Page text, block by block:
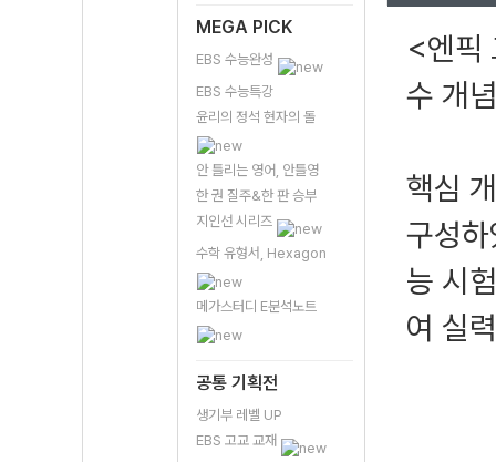
MEGA PICK
EBS 수능완성
EBS 수능특강
윤리의 정석 현자의 돌
안 틀리는 영어, 안틀영
한 권 질주&한 판 승부
지인선 시리즈
수학 유형서, Hexagon
메가스터디 E분석노트
공통 기획전
생기부 레벨 UP
EBS 고교 교재
<엔픽
수 개
핵심
구성
능 시
여 실